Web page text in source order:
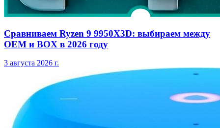
Сравниваем Ryzen 9 9950X3D: выбираем между
OEM и BOX в 2026 году
3 августа 2026 г.